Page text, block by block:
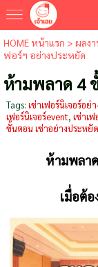
HOME หน้าแรก > ผลง
ฟอร์ฯ อย่างประหยัด
ห้ามพลาด 4
Tags: เช่าเฟอร์นิเจอร์อย่า
เฟอร์นิเจอร์event, เช่าเ
ขั้นตอน เช่าอย่างประหยัด
ห้ามพลา
เมื่อต้อ